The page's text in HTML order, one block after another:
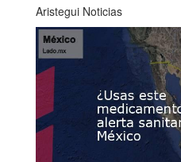
Aristegui Noticias